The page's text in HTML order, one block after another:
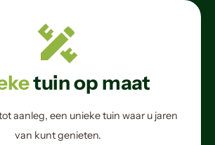
tuin op maat
aanleg, een unieke tuin waar u jaren
van kunt genieten.